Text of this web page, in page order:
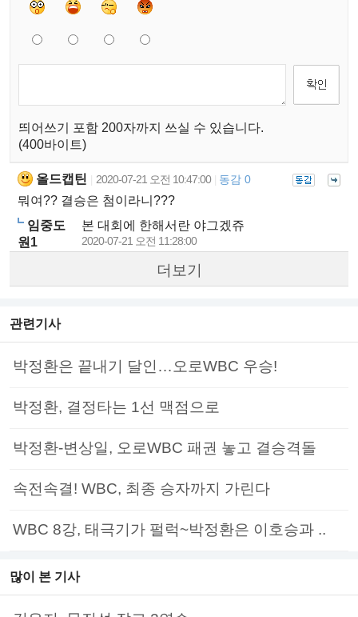
띄어쓰기 포함 200자까지 쓰실 수 있습니다.
(400바이트)
올드캡틴 2020-07-21 오전 10:47:00 동감 0
뭐여?? 결승은 첨이라니???
임중도
원1
본 대회에 한해서란 야그겠쥬
2020-07-21 오전 11:28:00
더보기
관련기사
박정환은 끝내기 달인…오로WBC 우승!
박정환, 결정타는 1선 맥점으로
박정환-변상일, 오로WBC 패권 놓고 결승격돌
속전속결! WBC, 최종 승자까지 가린다
WBC 8강, 태극기가 펄럭~박정환은 이호승과 ..
많이 본 기사